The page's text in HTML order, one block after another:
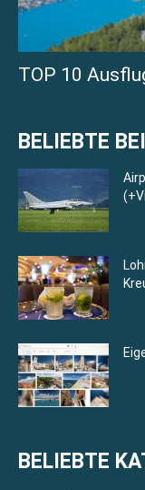
TOP 10
BELIEBTE
BELIEBTE